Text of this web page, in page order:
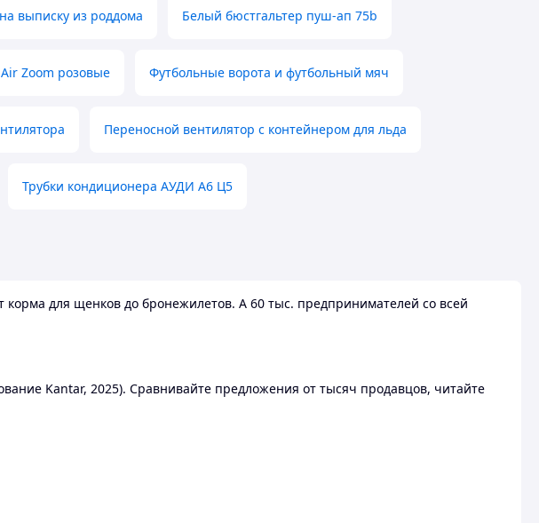
выписку из роддома Белый бюстгальтер пуш-ап 75b
Zoom розовые Футбольные ворота и футбольный мяч
Переносной вентилятор с контейнером для льда
Трубки кондиционера АУДИ А6 Ц5
для щенков до бронежилетов. А 60 тыс. предпринимателей со всей
Kantar, 2025). Сравнивайте предложения от тысяч продавцов, читайте